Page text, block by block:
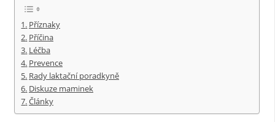
Příznaky
Příčina
Léčba
Prevence
Rady laktační poradkyně
Diskuze maminek
Články